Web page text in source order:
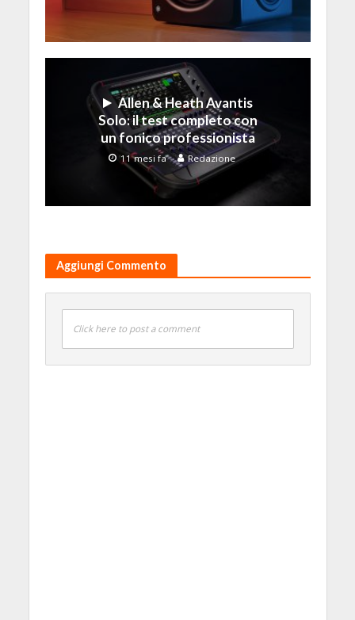
Allen & Heath Avantis
Solo: il test completo con
un fonico professionista
11 mesi fa Redazione
Aggiungi Commento
Click here to post a comment